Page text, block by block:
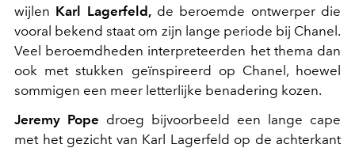
wijlen Karl Lagerfeld,de beroemde ontwerper die
vooral bekend staat om zijn lange periode bij Chanel.
Veel beroemdheden interpreteerden het thema dan
ook met stukken geïnspireerd op Chanel, hoewel
sommigen een meer letterlijke benadering kozen.
Jeremy Pope droeg bijvoorbeeld een lange cape
met het gezicht van Karl Lagerfeld op de achterkant